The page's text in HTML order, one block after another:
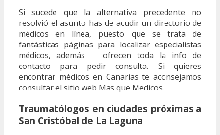
Si sucede que la alternativa precedente no
resolvió el asunto has de acudir un directorio de
médicos en línea, puesto que se trata de
fantásticas páginas para localizar especialistas
médicos, además ofrecen toda la info de
contacto para pedir consulta. Si quieres
encontrar médicos en Canarias te aconsejamos
consultar el sitio web Mas que Medicos.
Traumatólogos en ciudades próximas a
San Cristóbal de La Laguna